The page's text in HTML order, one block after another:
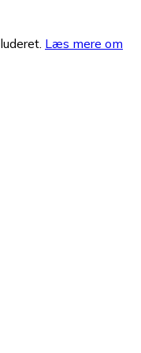
Læs mere om